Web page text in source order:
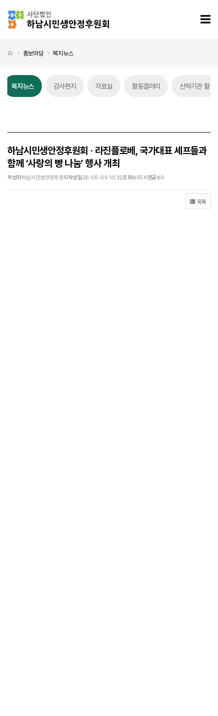
처음으로
홍보마당 복지뉴스
복지뉴스 감사편지 자료실 활동갤러리 산하기관 활동
하남시민생안정후원회 · 라진플로베, 국가대표 셰프들과
함께 ‘사랑의 빵 나눔’ 행사 개최
작성자하남시민생안정후원회작성일26-05-09 10:32조회수554댓글수0
목록